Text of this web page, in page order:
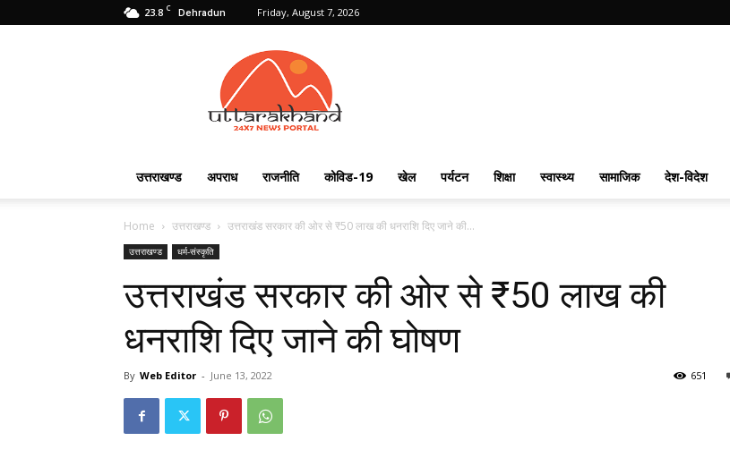
23.8 C Dehradun Friday, August 7, 2026
Uttarakhand
24X7
उत्तराखण्ड अपराध राजनीति कोविड-19 खेल पर्यटन शिक्षा स्वास्थ्य सामाजिक देश-विदेश
Home उत्तराखण्ड उत्तराखंड सरकार की ओर से ₹50 लाख की धनराशि दिए जाने की...
उत्तराखण्ड धर्म-संस्कृति
उत्तराखंड सरकार की ओर से ₹50 लाख की
धनराशि दिए जाने की घोषण
By Web Editor - June 13, 2022 651